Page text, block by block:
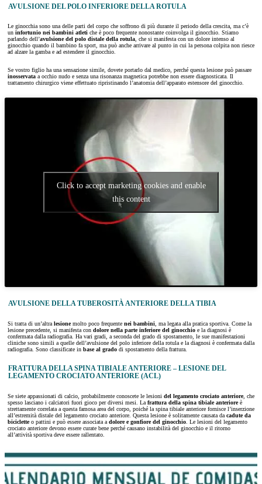
AVULSIONE DEL POLO INFERIORE DELLA ROTULA
Le ginocchia sono una delle parti del corpo che soffrono di più durante il periodo della crescita, ma c’è
un infortunio nei bambini atleti che è poco frequente nonostante coinvolga il ginocchio. Stiamo
parlando dell’avulsione del polo distale della rotula, che si manifesta con un dolore intenso al
ginocchio quando il bambino fa sport, ma può anche arrivare al punto in cui la persona colpita non riesce
ad alzare la gamba e ad estendere il ginocchio.
Se vostro figlio ha una sensazione simile, dovete portarlo dal medico, perché questa lesione può passare
inosservata a occhio nudo e senza una risonanza magnetica potrebbe non essere diagnosticata. Il
trattamento chirurgico viene effettuato ripristinando l’anatomia dell’apparato estensore del ginocchio.
Click to accept marketing cookies and enable
this content
AVULSIONE DELLA TUBEROSITÀ ANTERIORE DELLA TIBIA
Si tratta di un’altra lesionemolto poco frequente nei bambini , ma legata alla pratica sportiva. Come la
lesione precedente, si manifesta con dolore nella parte inferiore del ginocchio e la diagnosi è
confermata dalla radiografia. Ha vari gradi, a seconda del grado di spostamento, le sue manifestazioni
cliniche sono simili a quelle dell’avulsione del polo inferiore della rotula e la diagnosi è confermata dalla
radiografia. Sono classificate in base al grado di spostamento della frattura.
FRATTURA DELLA SPINA TIBIALE ANTERIORE – LESIONE DEL
LEGAMENTO CROCIATO ANTERIORE (ACL)
Se siete appassionati di calcio, probabilmente conoscete le lesioni del legamento crociato anteriore, che
spesso lasciano i calciatori fuori gioco per diversi mesi. La frattura della spina tibiale anterioreè
strettamente correlata a questa famosa area del corpo, poiché la spina tibiale anteriore fornisce l’inserzione
all’estremità distale del legamento crociato anteriore. Questa lesione è solitamente causata da cadute da
bicicletteo pattini e può essere associata a dolore e gonfiore del ginocchio . Le lesioni del legamento
crociato anteriore devono essere curate bene perché causano instabilità del ginocchio e il ritorno
all’attività sportiva deve essere rallentato.